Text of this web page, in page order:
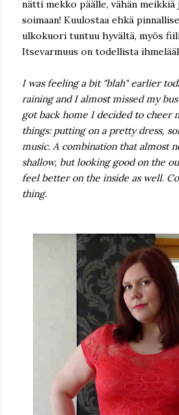
nätti mekko päälle, vähän meikkiä
soimaan! Kuulostaa ehkä
ulkokuori tuntuu hyvältä, myös
Itsevarmuus on todellista
I was feeling a bit "blah" earlier
raining and I almost missed my
got back home I decided to cheer
things: putting on a pretty dress,
music. A combination that almost
shallow, but looking good on the
feel better on the inside as well.
thing.